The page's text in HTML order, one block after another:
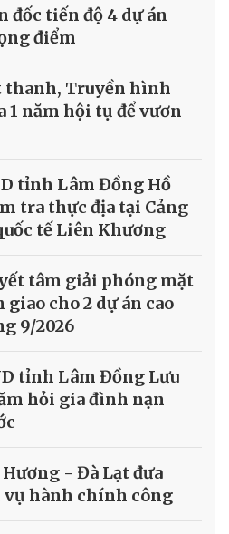
đốc tiến độ 4 dự án
điểm
thanh, Truyền hình
1 năm hội tụ để vươn
tỉnh Lâm Đồng Hồ
tra thực địa tại Cảng
tế Liên Khương
tâm giải phóng mặt
giao cho 2 dự án cao
9/2026
tỉnh Lâm Đồng Lưu
hỏi gia đình nạn
- Đà Lạt đưa
vụ hành chính công